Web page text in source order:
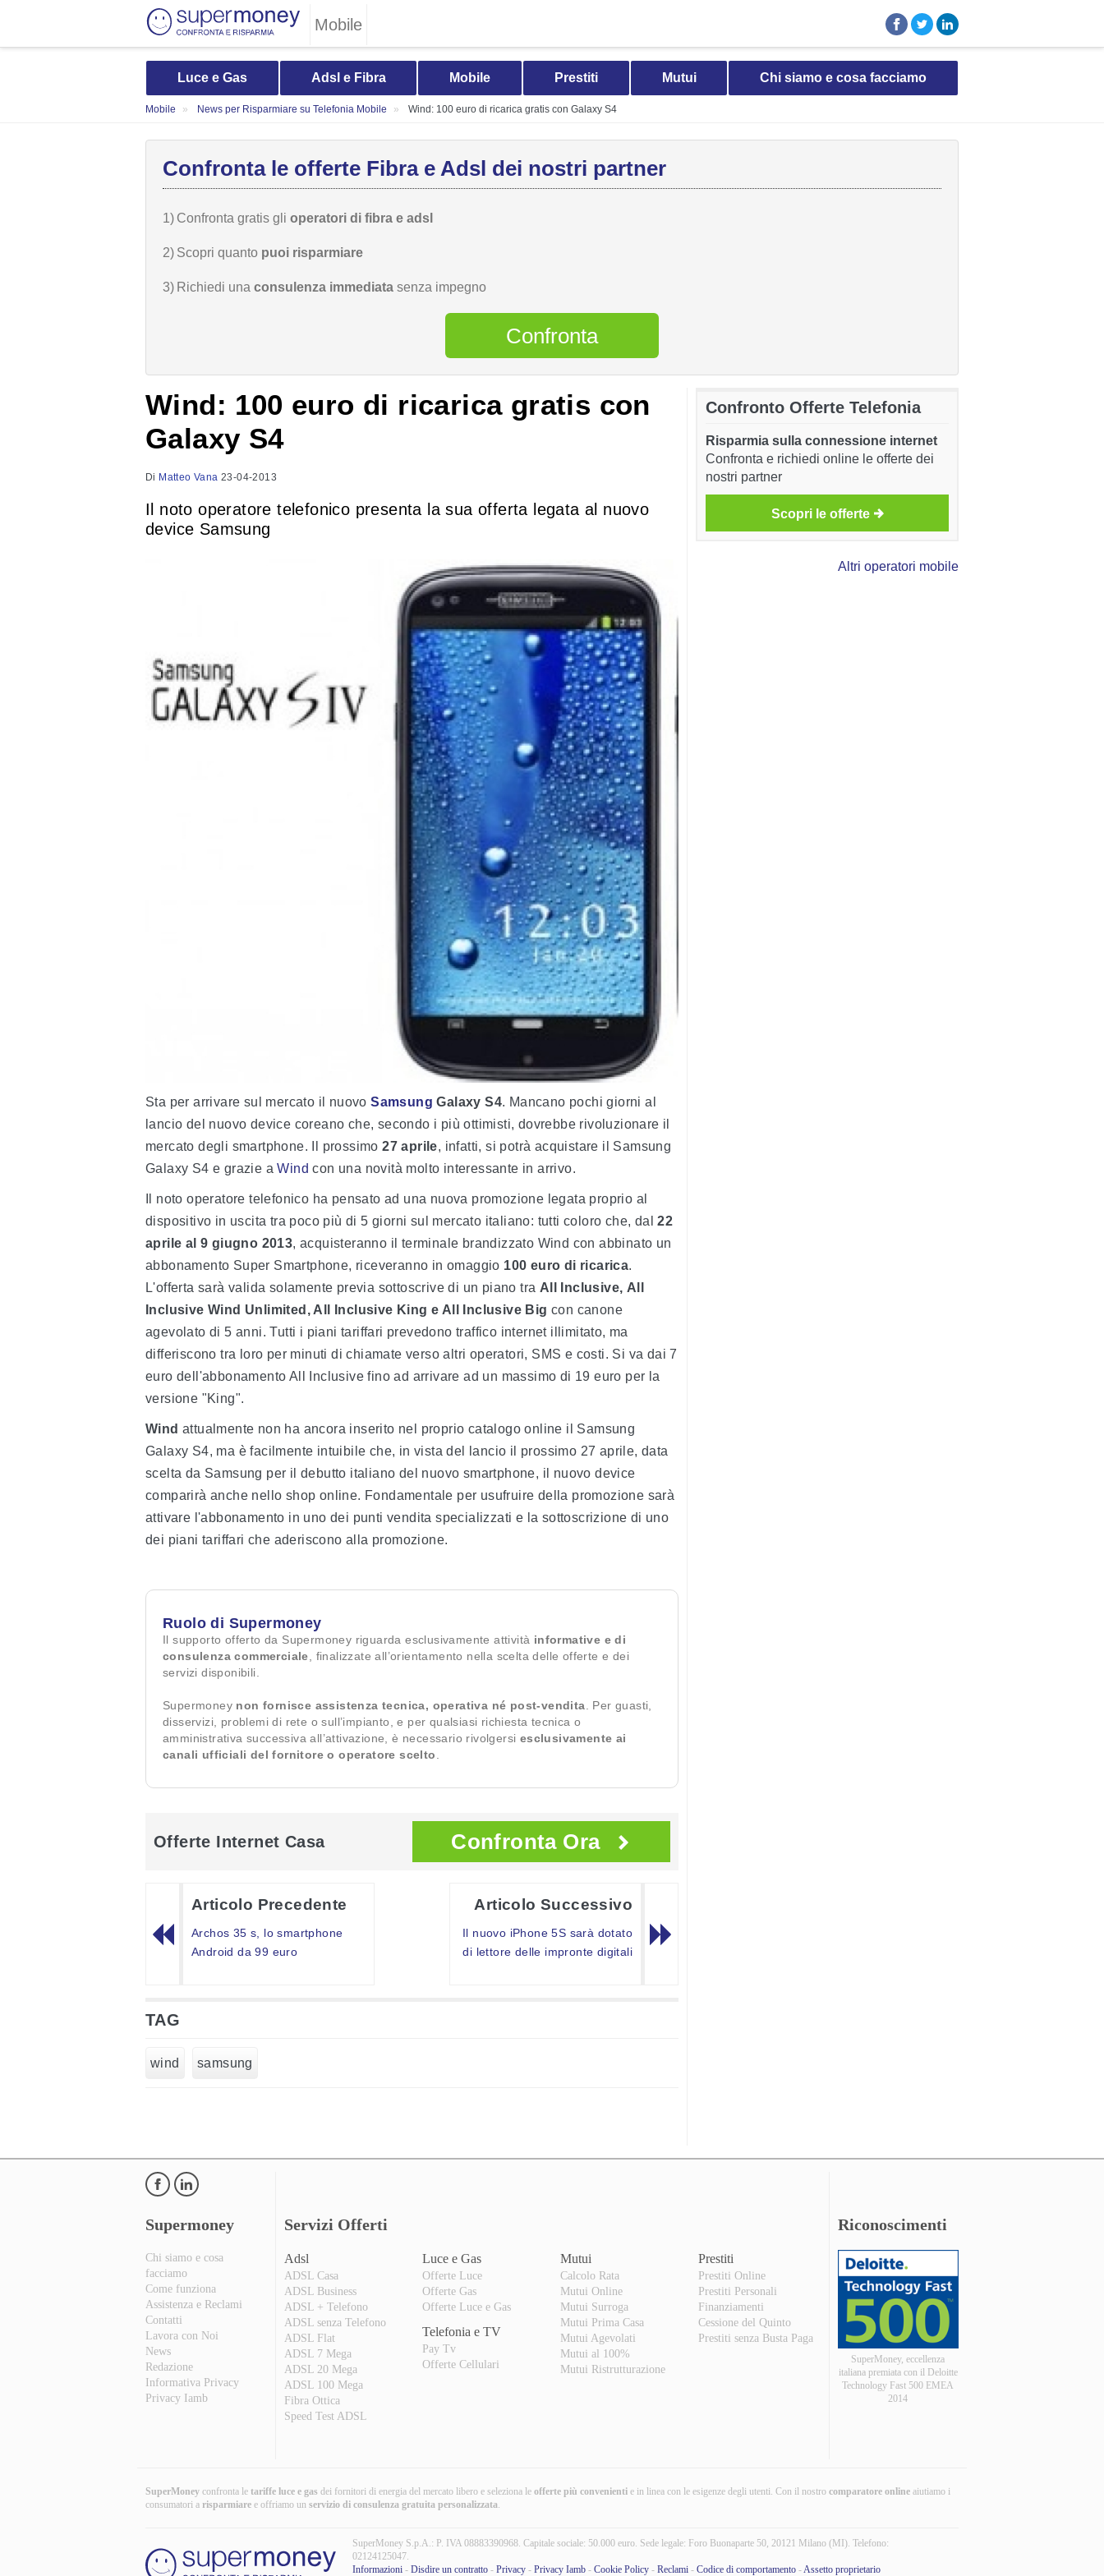
Mobile
Luce e Gas Adsl e Fibra Mobile Prestiti Mutui Chi siamo e cosa facciamo
Mobile News per Risparmiare su Telefonia Mobile Wind: 100 euro di ricarica gratis con Galaxy S4
Confronta le offerte Fibra e Adsl dei nostri partner
1) Confronta gratis gli operatori di fibra e adsl
2) Scopri quanto puoi risparmiare
3) Richiedi una consulenza immediata senza impegno
Confronta
Wind: 100 euro di ricarica gratis con
Galaxy S4
Di Matteo Vana 23-04-2013
Il noto operatore telefonico presenta la sua offerta legata al nuovo
device Samsung
Sta per arrivare sul mercato il nuovoSamsung Galaxy S4. Mancano pochi giorni al
lancio del nuovo device coreano che, secondo i più ottimisti, dovrebbe rivoluzionare il
mercato degli smartphone. Il prossimo27 aprile, infatti, si potrà acquistare il Samsung
Galaxy S4 e grazie aWind con una novità molto interessante in arrivo.
Il noto operatore telefonico ha pensato ad una nuova promozione legata proprio al
dispositivo in uscita tra poco più di 5 giorni sul mercato italiano: tutti coloro che, dal22
aprile al 9 giugno 2013, acquisteranno il terminale brandizzato Wind con abbinato un
abbonamento Super Smartphone, riceveranno in omaggio 100 euro di ricarica.
L'offerta sarà valida solamente previa sottoscrive di un piano tra All Inclusive, All
Inclusive Wind Unlimited, All Inclusive King e All Inclusive Big con canone
agevolato di 5 anni. Tutti i piani tariffari prevedono traffico internet illimitato, ma
differiscono tra loro per minuti di chiamate verso altri operatori, SMS e costi. Si va dai 7
euro dell'abbonamento All Inclusive fino ad arrivare ad un massimo di 19 euro per la
versione "King".
Wind attualmente non ha ancora inserito nel proprio catalogo online il Samsung
Galaxy S4, ma è facilmente intuibile che, in vista del lancio il prossimo 27 aprile, data
scelta da Samsung per il debutto italiano del nuovo smartphone, il nuovo device
comparirà anche nello shop online. Fondamentale per usufruire della promozione sarà
attivare l'abbonamento in uno dei punti vendita specializzati e la sottoscrizione di uno
dei piani tariffari che aderiscono alla promozione.
Ruolo di Supermoney
Il supporto offerto da Supermoney riguarda esclusivamente attività informative e di
consulenza commerciale , finalizzate all’orientamento nella scelta delle offerte e dei
servizi disponibili.
Supermoney non fornisce assistenza tecnica, operativa né post-vendita . Per guasti,
disservizi, problemi di rete o sull’impianto, e per qualsiasi richiesta tecnica o
amministrativa successiva all’attivazione, è necessario rivolgersi esclusivamente ai
canali ufficiali del fornitore o operatore scelto
Offerte Internet Casa Confronta Ora
Articolo Precedente
Archos 35 s, lo smartphone
Android da 99 euro
Articolo Successivo
Il nuovo iPhone 5S sarà dotato
di lettore delle impronte digitali
TAG
wind samsung
Confronto Offerte Telefonia
Risparmia sulla connessione internet
Confronta e richiedi online le offerte dei
nostri partner
Scopri le offerte
Altri operatori mobile
Supermoney
Chi siamo e cosa
facciamo
Come funziona
Assistenza e Reclami
Contatti
Lavora con Noi
News
Redazione
Informativa Privacy
Privacy Iamb
Servizi Offerti
Adsl
ADSL Casa
ADSL Business
ADSL + Telefono
ADSL senza Telefono
ADSL Flat
ADSL 7 Mega
ADSL 20 Mega
ADSL 100 Mega
Fibra Ottica
Speed Test ADSL
Luce e Gas
Offerte Luce
Offerte Gas
Offerte Luce e Gas
Telefonia e TV
Pay Tv
Offerte Cellulari
Mutui
Calcolo Rata
Mutui Online
Mutui Surroga
Mutui Prima Casa
Mutui Agevolati
Mutui al 100%
Mutui Ristrutturazione
Prestiti
Prestiti Online
Prestiti Personali
Finanziamenti
Cessione del Quinto
Prestiti senza Busta Paga
Riconoscimenti
SuperMoney, eccellenza
italiana premiata con il Deloitte
Technology Fast 500 EMEA
2014
SuperMoney confronta le tariffe luce e gas dei fornitori di energia del mercato libero e seleziona le offerte più convenienti e in linea con le esigenze degli utenti. Con il nostro comparatore online aiutiamo i
consumatori a risparmiare e offriamo un servizio di consulenza gratuita personalizzata.
SuperMoney S.p.A.: P. IVA 08883390968. Capitale sociale: 50.000 euro. Sede legale: Foro Buonaparte 50, 20121 Milano (MI). Telefono:
02124125047.
Informazioni - Disdire un contratto - Privacy - Privacy Iamb - Cookie Policy - Reclami - Codice di comportamento -Assetto proprietario